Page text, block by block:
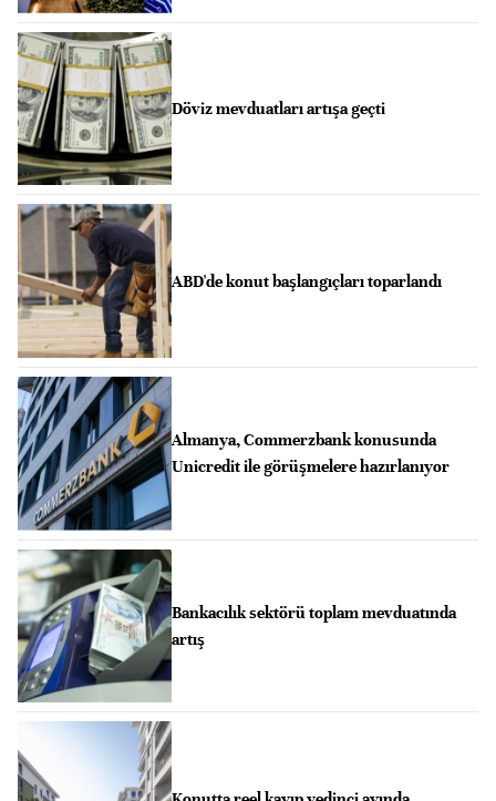
Döviz mevduatları artışa geçti
ABD'de konut başlangıçları toparlandı
Almanya, Commerzbank konusunda
Unicredit ile görüşmelere hazırlanıyor
Bankacılık sektörü toplam mevduatında
artış